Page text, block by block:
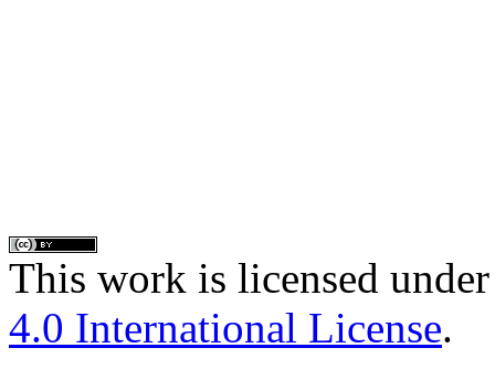
This work is licensed
4.0 International License.